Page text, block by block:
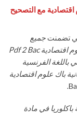
اقتصادية مع التصحيح
تضمنت جميع
الامتحانات الوطنية في الفلسفة ثانية باك علوم اقتصادية Pdf 2 Bac
باللغة الفرنسية
باك علوم اقتصادية
باكلوريا في مادة